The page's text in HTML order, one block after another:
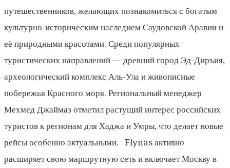
путешественников, желающих познакомиться с богатым
культурно-историческим наследием Саудовской Аравии и
её природными красотами. Среди популярных
туристических направлений — древний город Эд-Диръия,
археологический комплекс Аль-Ула и живописные
побережья Красного моря. Региональный менеджер
Мехмед Джаймаз отметил растущий интерес российских
туристов к регионам для Хаджа и Умры, что делает новые
рейсы особенно актуальными. Flynas активно
расширяет свою маршрутную сеть и включает Москву в